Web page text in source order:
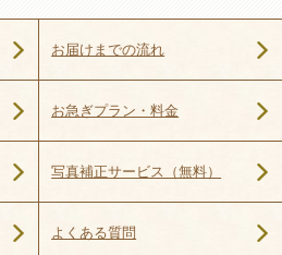
お届けまでの流れ
お急ぎプラン・料金
写真補正サービス（無料）
よくある質問